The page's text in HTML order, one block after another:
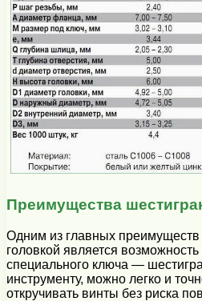
Преимущества
Одним из главных преимуществ
головкой является
специального ключа —
инструменту, можно легко и
откручивать винты без риска